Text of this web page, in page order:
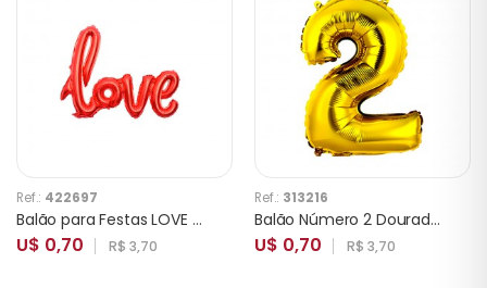
Ref.: 422697
Balão para Festas LOVE YSBLN21 Vermelho Pequeno
U$ 0,70 R$ 3,70
Ref.: 313216
Balão Número 2 Dourado 16 Polegadas
U$ 0,70 R$ 3,70